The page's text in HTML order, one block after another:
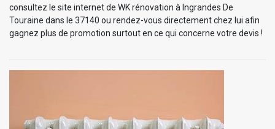
consultez le site internet de WK rénovation à Ingrandes De
Touraine dans le 37140 ou rendez-vous directement chez lui afin
gagnez plus de promotion surtout en ce qui concerne votre devis !